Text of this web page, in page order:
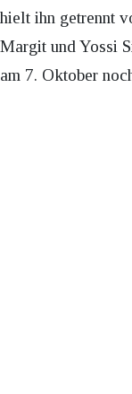
hielt ihn getrennt
Margit und Yossi
am 7. Oktober